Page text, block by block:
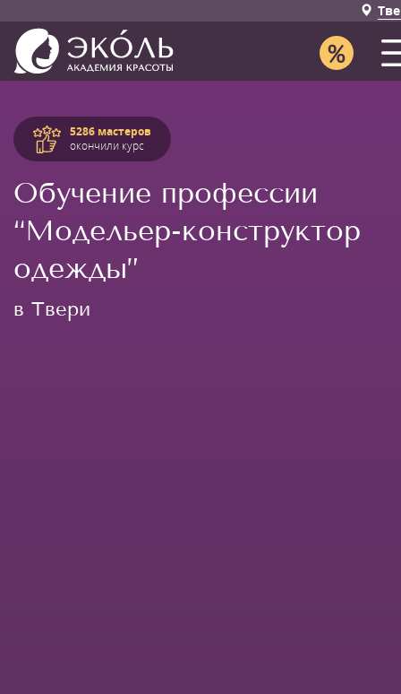
5286 мастеров
окончили курс
Обучение профессии
“Модельер-конструктор
одежды”
в Твери